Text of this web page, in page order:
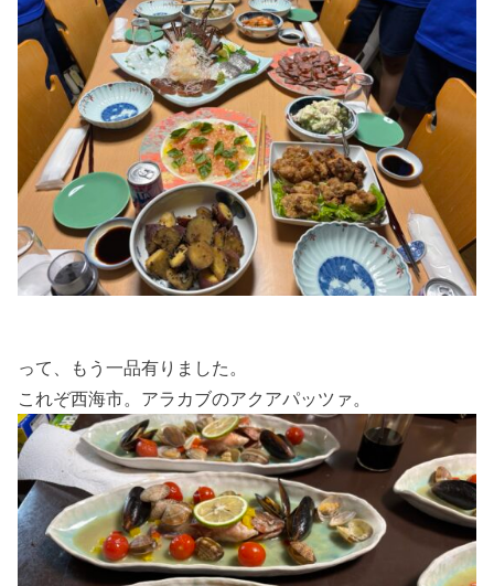
って、もう一品有りました。
これぞ西海市。アラカブのアクアパッツァ。